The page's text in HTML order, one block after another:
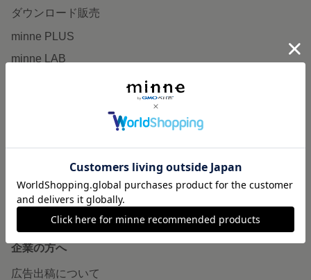
ダウンロード販売
minne PLUS
minne LAB
販売支援企画・イベント
minne学習帖
ニュース
minneの本
企業の方へ
広告出稿について